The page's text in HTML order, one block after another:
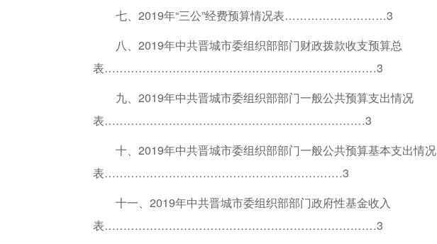
七、2019年“三公”经费预算情况表………………………3
八、2019年中共晋城市委组织部部门财政拨款收支预算总
表………………………………………………………………3
九、 2019年中共晋城市委组织部部门一般公共预算支出情况
表……………………………………………………………3
十、 2019年中共晋城市委组织部部门一般公共预算基本支出情况
表………………………………………………………3
十一、 2019年中共晋城市委组织部部门政府性基金收入
表………………………………………………………………3